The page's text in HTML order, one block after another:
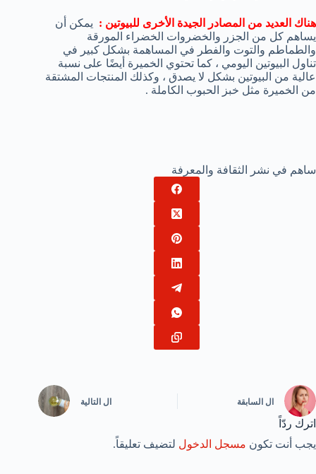
هناك العديد من المصادر الجيدة الأخرى للبيوتين : يمكن أن
يساهم كل من الجزر والخضروات الخضراء المورقة
والطماطم والتوت والفطر في المساهمة بشكل كبير في
تناول البيوتين اليومي ، كما تحتوي الخميرة أيضًا على نسبة
عالية من البيوتين بشكل لا يصدق ، وكذلك المنتجات المشتقة
من الخميرة مثل خبز الحبوب الكاملة .
ساهم في نشر الثقافة والمعرفة
ال السابقة ال التالية
اترك ردّاً
يجب أنت تكون مسجل الدخول لتضيف تعليقاً.